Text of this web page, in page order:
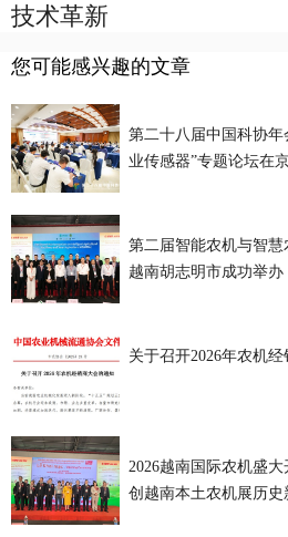
技术革新
您可能感兴趣的文章
第二十八届中国科协年
业传感器”专题论坛在
第二届智能农机与智
越南胡志明市成功举办
关于召开2026年农机
2026越南国际农机盛大
创越南本土农机展历史